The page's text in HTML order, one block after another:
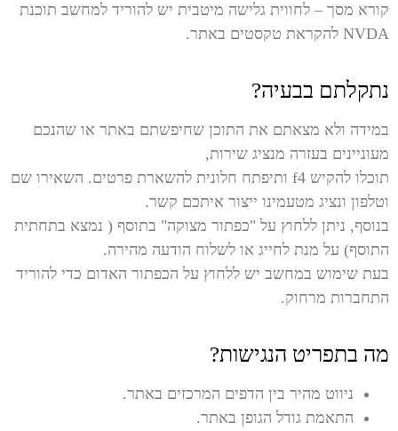
קורא מסך – לחווית גלישה מיטבית יש להוריד למחשב תוכנת
NVDA להקראת טקסטים באתר.
נתקלתם בבעיה?
במידה ולא מצאתם את התוכן שחיפשתם באתר או שהנכם
מעוניינים בעזרה מנציג שירות,
תוכלו להקיש f4 ותיפתח חלונית להשארת פרטים. השאירו שם
וטלפון ונציג מטעמינו ייצור איתכם קשר.
בנוסף, ניתן ללחוץ על "כפתור מצוקה" בתוסף ( נמצא בתחתית
התוסף) על מנת לחייג או לשלוח הודעה מהירה.
בעת שימוש במחשב יש ללחוץ על הכפתור האדום כדי להוריד
התחברות מרחוק.
מה בתפריט הנגישות?
ניווט מהיר בין הדפים המרכזים באתר.
התאמת גודל הגופן באתר.